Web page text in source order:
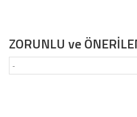
ZORUNLU ve
-